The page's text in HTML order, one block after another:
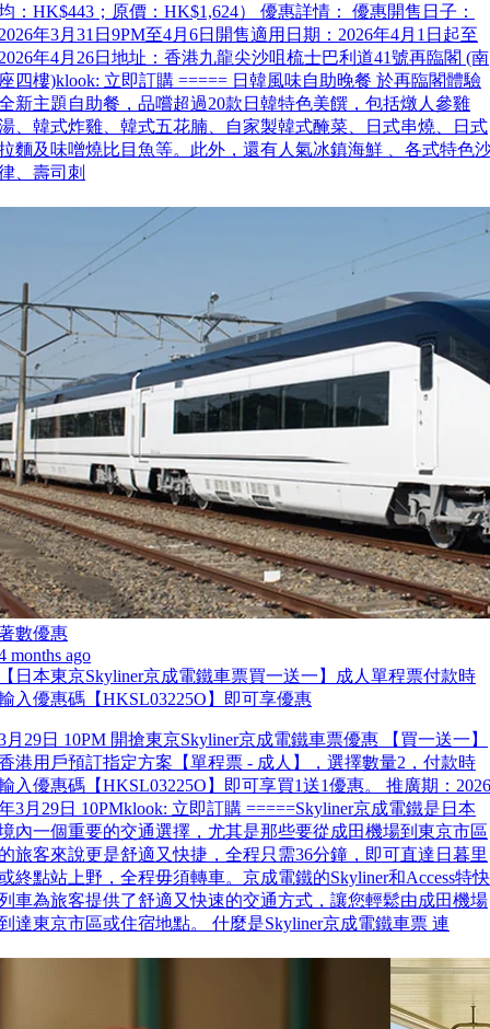
：HK$443；原價：HK$1,624） 優惠詳情： 優惠開售日子：
年3月31日9PM至4月6日開售適用日期：2026年4月1日起至
年4月26日地址：香港九龍尖沙咀梳士巴利道41號再臨閣 (南
四樓)klook: 立即訂購 ===== 日韓風味自助晚餐 於再臨閣體驗
新主題自助餐，品嚐超過20款日韓特色美饌，包括燉人參雞
、韓式炸雞、韓式五花腩、自家製韓式醃菜、日式串燒、日式
麵及味噌燒比目魚等。此外，還有人氣冰鎮海鮮 、各式特色
、壽司刺
數優惠
months ago
日本東京Skyliner京成電鐵車票買一送一】成人單程票付款時
入優惠碼【HKSL03225O】即可享優惠
月29日 10PM 開搶東京Skyliner京成電鐵車票優惠 【買一送一】
港用戶預訂指定方案【單程票 - 成人】，選擇數量2，付款時
入優惠碼【HKSL03225O】即可享買1送1優惠。 推廣期：2026
3月29日 10PMklook: 立即訂購 =====Skyliner京成電鐵是日本
內一個重要的交通選擇，尤其是那些要從成田機場到東京市區
旅客來說更是舒適又快捷，全程只需36分鐘，即可直達日暮里
終點站上野，全程毋須轉車。京成電鐵的Skyliner和Access特快
車為旅客提供了舒適又快速的交通方式，讓您輕鬆由成田機場
達東京市區或住宿地點。 什麼是Skyliner京成電鐵車票 連